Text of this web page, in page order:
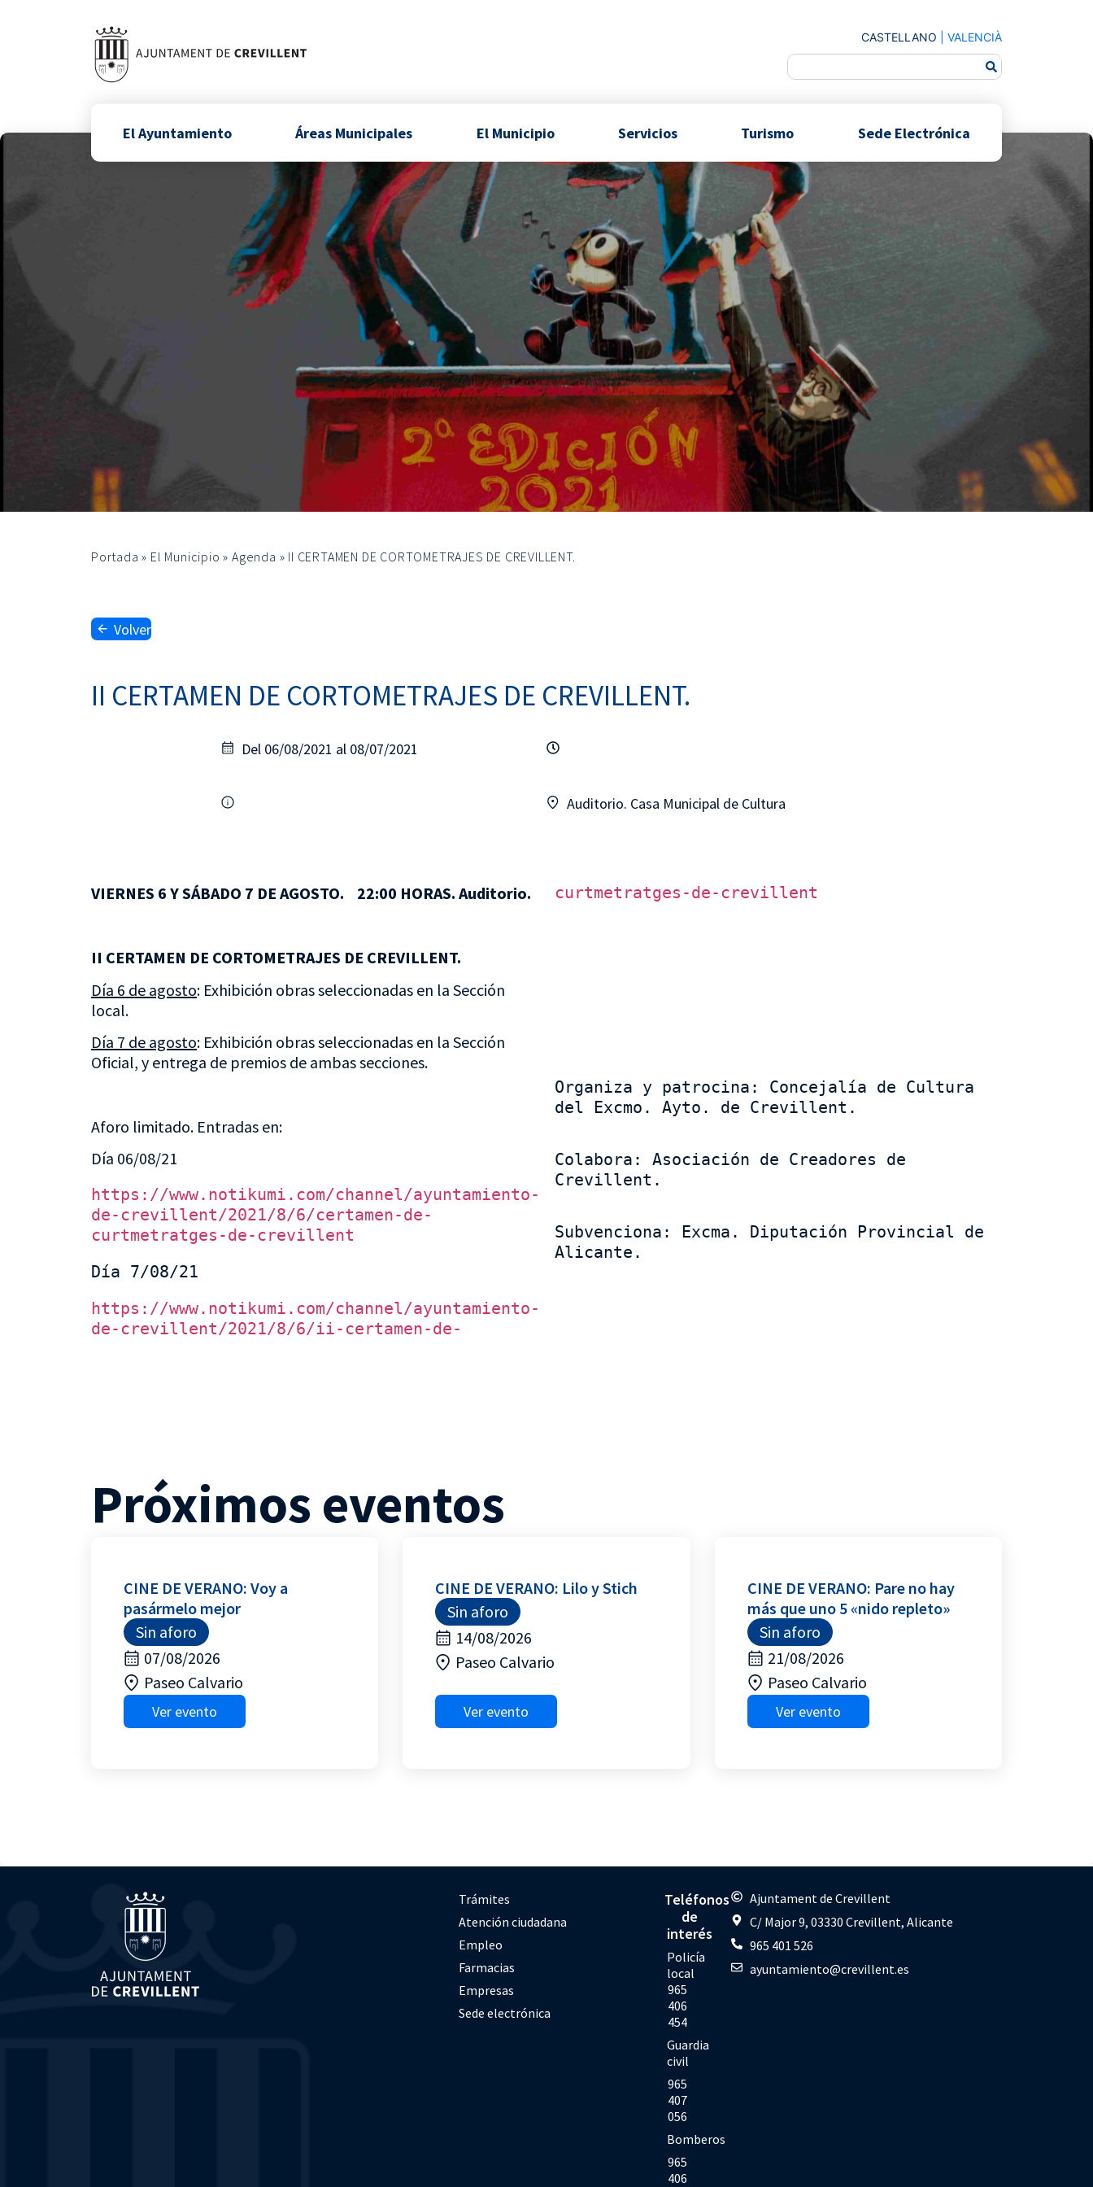
CASTELLANO VALENCIÀ
El Ayuntamiento Áreas Municipales El Municipio Servicios Turismo Sede Electrónica
Portada » El Municipio »Agenda » II CERTAMEN DE CORTOMETRAJES DE CREVILLENT.
Volver
II CERTAMEN DE CORTOMETRAJES DE CREVILLENT.
Del 06/08/2021 al 08/07/2021
Auditorio. Casa Municipal de Cultura
VIERNES 6 Y SÁBADO 7 DE AGOSTO. 22:00 HORAS. Auditorio.
II CERTAMEN DE CORTOMETRAJES DE CREVILLENT.
Día 6 de agosto: Exhibición obras seleccionadas en la Sección
local.
Día 7 de agosto: Exhibición obras seleccionadas en la Sección
Oficial, y entrega de premios de ambas secciones.
Aforo limitado. Entradas en:
Día 06/08/21
https://www.notikumi.com/channel/ayuntamiento-
de-crevillent/2021/8/6/certamen-de-
curtmetratges-de-crevillent
Día 7/08/21
https://www.notikumi.com/channel/ayuntamiento-
de-crevillent/2021/8/6/ii-certamen-de-
curtmetratges-de-crevillent
Organiza y patrocina: Concejalía de Cultura
del Excmo. Ayto. de Crevillent.
Colabora: Asociación de Creadores de
Crevillent.
Subvenciona: Excma. Diputación Provincial de
Alicante.
Próximos eventos
CINE DE VERANO: Voy a
pasármelo mejor
Sin aforo
07/08/2026
Paseo Calvario
Ver evento
CINE DE VERANO: Lilo y Stich
Sin aforo
14/08/2026
Paseo Calvario
Ver evento
CINE DE VERANO: Pare no hay
más que uno 5 «nido repleto»
Sin aforo
21/08/2026
Paseo Calvario
Ver evento
Trámites
Atención ciudadana
Empleo
Farmacias
Empresas
Sede electrónica
Teléfonos
de
interés
Policía
local
965
406
454
Guardia
civil
965
407
056
Bomberos
965
406
Ajuntament de Crevillent
C/ Major 9, 03330 Crevillent, Alicante
965 401 526
ayuntamiento@crevillent.es